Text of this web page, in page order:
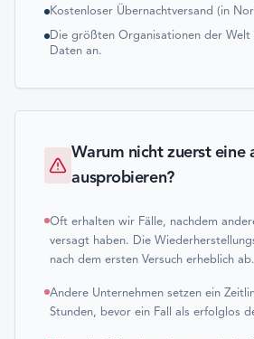
Kostenloser Übernachtversand (in
Die größten Organisationen der Welt
Daten an.
Warum nicht zuerst eine
ausprobieren?
Oft erhalten wir Fälle, nachdem
versagt haben. Die
nach dem ersten Versuch erheblich ab.
Andere Unternehmen setzen ein
Stunden, bevor ein Fall als erfolglos